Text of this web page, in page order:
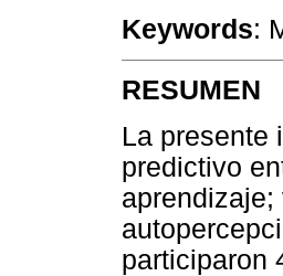
Keywords:
RESUMEN
La presente
predictivo
participaron